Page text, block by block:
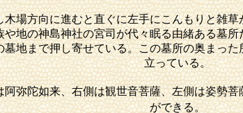
場方向に進むと直ぐに左手にこんもりと雑
地の神島神社の宮司が代々眠る由緒ある墓
地まで押し寄せている。この墓所の奥まっ
立っている。
弥陀如来、右側は観世音菩薩、左側は姿勢
ができる。